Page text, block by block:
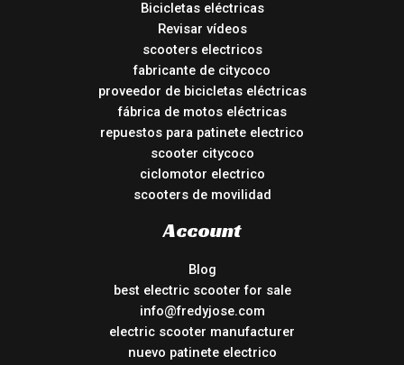
Bicicletas eléctricas
Revisar vídeos
scooters electricos
fabricante de citycoco
proveedor de bicicletas eléctricas
fábrica de motos eléctricas
repuestos para patinete electrico
scooter citycoco
ciclomotor electrico
scooters de movilidad
Account
Blog
best electric scooter for sale
info@fredyjose.com
electric scooter manufacturer
nuevo patinete electrico